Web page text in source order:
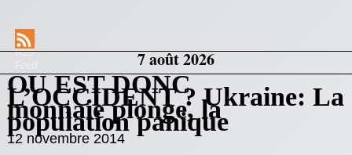
RSS
7 août 2026
OU EST DONC
L’OCCIDENT ? Ukraine: La
monnaie plonge, la
population panique
12 novembre 2014